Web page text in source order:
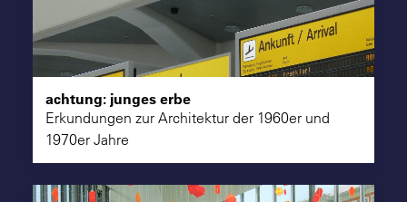
achtung: junges erbe
Erkundungen zur Architektur der 1960er und
1970er Jahre